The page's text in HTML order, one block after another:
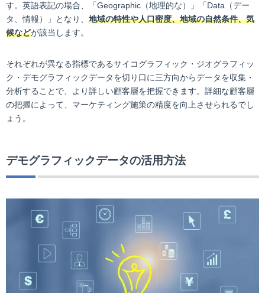
す。英語表記の場合、「Geographic（地理的な）」「Data（デー
タ、情報）」となり、 地域の特性や人口密度、地域の自然条件、気
候などが該当します。
それぞれが異なる指標であるサイコグラフィック・ジオグラフィッ
ク・デモグラフィックデータを切り口に三方向からデータを収集・
分析することで、より詳しい顧客層を把握できます。詳細な顧客層
の把握によって、マーケティング施策の精度を向上させられるでし
ょう。
デモグラフィックデータの活用方法